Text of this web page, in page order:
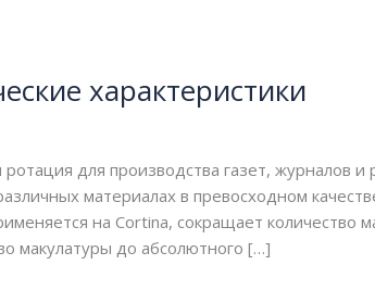
характеристики
для производства газет, журналов и
материалах в превосходном
на Cortina, сокращает количество
макулатуры до абсолютного […]